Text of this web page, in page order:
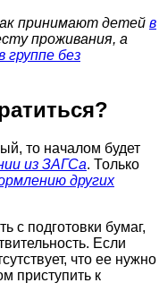
принимают детей в
проживания, а
группе без
то началом будет
из ЗАГСа. Только
других
с подготовки бумаг,
Если
что ее нужно
приступить к